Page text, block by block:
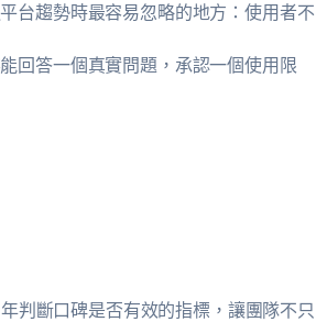
台趨勢時最容易忽略的地方：使用者不
回答一個真實問題，承認一個使用限
判斷口碑是否有效的指標，讓團隊不只